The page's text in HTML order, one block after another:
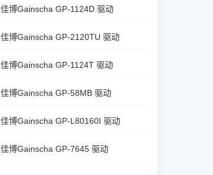
佳博Gainscha GP-1124D 驱动
佳博Gainscha GP-2120TU 驱动
佳博Gainscha GP-1124T 驱动
佳博Gainscha GP-58MB 驱动
佳博Gainscha GP-L80160I 驱动
佳博Gainscha GP-7645 驱动